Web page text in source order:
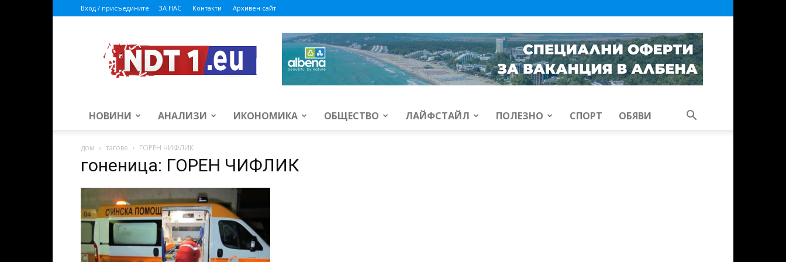
Вход / присъедините ЗА НАС Контакти Архивен сайт
НОВИНИ АНАЛИЗИ ИКОНОМИКА ОБЩЕСТВО ЛАЙФСТАЙЛ ПОЛЕЗНО СПОРТ ОБЯВИ
дом тагове ГОРЕН ЧИФЛИК
гоненица: ГОРЕН ЧИФЛИК